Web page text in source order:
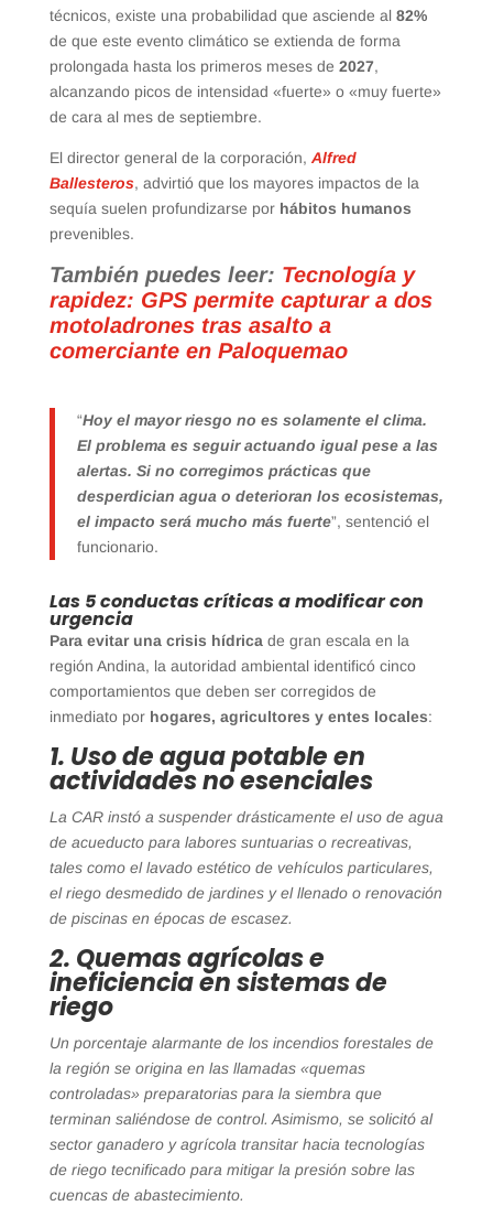
técnicos, existe una probabilidad que asciende al 82%
de que este evento climático se extienda de forma
prolongada hasta los primeros meses de 2027,
alcanzando picos de intensidad «fuerte» o «muy fuerte»
de cara al mes de septiembre.
El director general de la corporación, Alfred
Ballesteros, advirtió que los mayores impactos de la
sequía suelen profundizarse por hábitos humanos
prevenibles.
También puedes leer: Tecnología y
rapidez: GPS permite capturar a dos
motoladrones tras asalto a
comerciante en Paloquemao
“Hoy el mayor riesgo no es solamente el clima.
El problema es seguir actuando igual pese a las
alertas. Si no corregimos prácticas que
desperdician agua o deterioran los ecosistemas,
el impacto será mucho más fuerte”, sentenció el
funcionario.
Las 5 conductas críticas a modificar con
urgencia
Para evitar una crisis hídrica de gran escala en la
región Andina, la autoridad ambiental identificó cinco
comportamientos que deben ser corregidos de
inmediato por hogares, agricultores y entes locales:
1. Uso de agua potable en
actividades no esenciales
La CAR instó a suspender drásticamente el uso de agua
de acueducto para labores suntuarias o recreativas,
tales como el lavado estético de vehículos particulares,
el riego desmedido de jardines y el llenado o renovación
de piscinas en épocas de escasez.
2. Quemas agrícolas e
ineficiencia en sistemas de
riego
Un porcentaje alarmante de los incendios forestales de
la región se origina en las llamadas «quemas
controladas» preparatorias para la siembra que
terminan saliéndose de control. Asimismo, se solicitó al
sector ganadero y agrícola transitar hacia tecnologías
de riego tecnificado para mitigar la presión sobre las
cuencas de abastecimiento.